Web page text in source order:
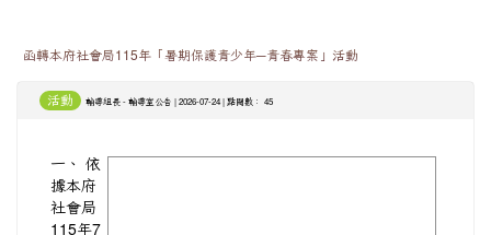
函轉本府社會局115年「暑期保護青少年─青春專案」活動
活動 輔導組長 - 輔導室公告 | 2026-07-24 | 點閱數： 45
一、 依
據本府
社會局
115年7